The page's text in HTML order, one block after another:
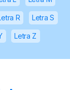
R Letra S
Letra Z